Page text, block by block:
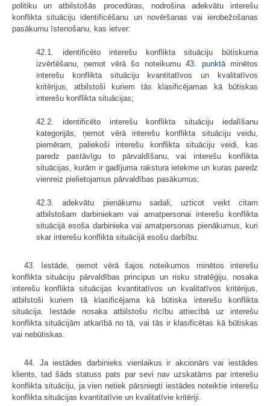
politiku un atbilstošās procedūras, nodrošina adekvātu interešu
konflikta situāciju identificēšanu un novēršanas vai ierobežošanas
pasākumu īstenošanu, kas ietver:
42.1. identificēto interešu konflikta situāciju būtiskuma
izvērtēšanu, ņemot vērā šo noteikumu43. punktāminētos
interešu konflikta situāciju kvantitatīvos un kvalitatīvos
kritērijus, atbilstoši kuriem tās klasificējamas kā būtiskas
interešu konflikta situācijas;
42.2. identificēto interešu konflikta situāciju iedalīšanu
kategorijās, ņemot vērā interešu konflikta situāciju veidu,
piemēram, paliekoši interešu konflikta situāciju veidi, kas
paredz pastāvīgu to pārvaldīšanu, vai interešu konflikta
situācijas, kurām ir gadījuma rakstura ietekme un kuras paredz
vienreiz pielietojamus pārvaldības pasākumus;
42.3. adekvātu pienākumu sadali, uzticot veikt citam
atbilstošam darbiniekam vai amatpersonai interešu konflikta
situācijā esoša darbinieka vai amatpersonas pienākumus, kuri
skar interešu konflikta situācijā esošu darbību.
43. Iestāde, ņemot vērā šajos noteikumos minētos interešu
konflikta situāciju pārvaldības principus un risku stratēģiju, nosaka
interešu konflikta situācijas kvantitatīvos un kvalitatīvos kritērijus,
atbilstoši kuriem tā klasificējama kā būtiska interešu konflikta
situācija. Iestāde nosaka atbilstošu rīcību attiecībā uz interešu
konflikta situācijām atkarībā no tā, vai tās ir klasificētas kā būtiskas
vai nebūtiskas.
44. Ja iestādes darbinieks vienlaikus ir akcionārs vai iestādes
klients, tad šāds statuss pats par sevi nav uzskatāms par interešu
konflikta situāciju, ja vien netiek pārsniegti iestādes noteiktie interešu
konflikta situācijas kvantitatīvie un kvalitatīvie kritēriji.